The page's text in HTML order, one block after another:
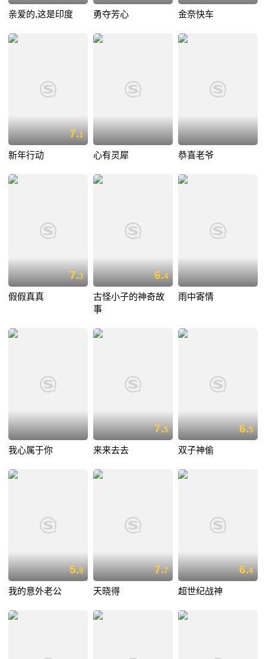
亲爱的,这是印度 勇夺芳心 金奈快车
7.1
新年行动 心有灵犀 恭喜老爷
7.3
假假真真
6.4
古怪小子的神奇故
事
雨中寄情
我心属于你
7.5
来来去去
6.5
双子神偷
5.9
我的意外老公
7.7
天晓得
6.4
超世纪战神